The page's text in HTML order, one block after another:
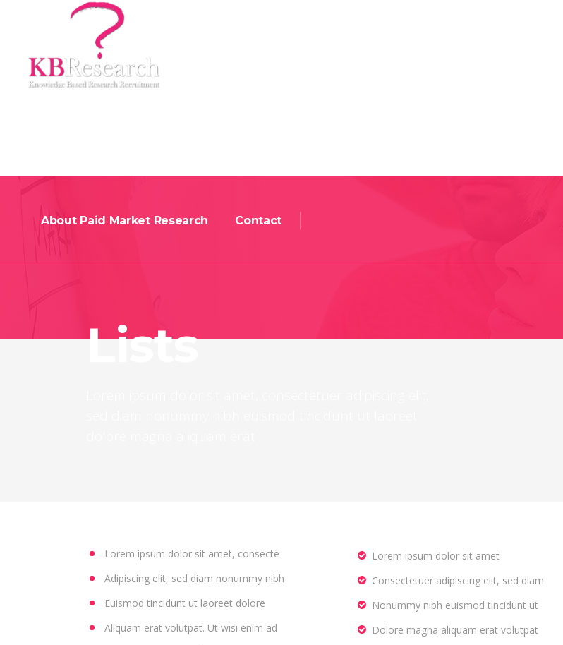
About Paid Market Research Contact
Lists
Lorem ipsum dolor sit amet, consecte
Adipiscing elit, sed diam nonummy nibh
Euismod tincidunt ut laoreet dolore
Aliquam erat volutpat. Ut wisi enim ad
Lorem ipsum dolor sit amet
Consectetuer adipiscing elit, sed diam
Nonummy nibh euismod tincidunt ut
Dolore magna aliquam erat volutpat